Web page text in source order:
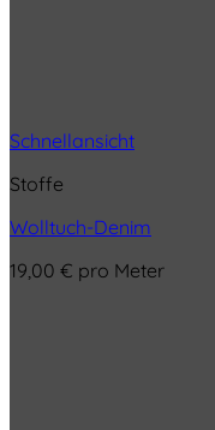
Schnellansicht
Stoffe
Wolltuch-Denim
19,00 € pro Meter